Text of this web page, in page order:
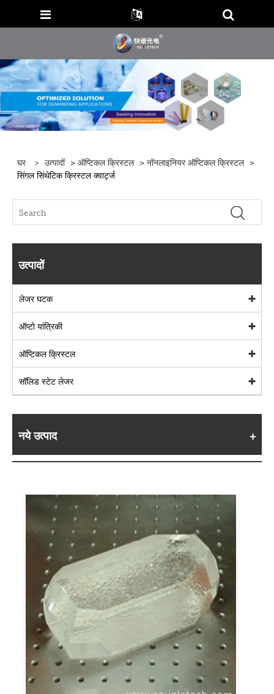
घर > उत्पादों >ऑप्टिकल क्रिस्टल >नॉनलाइनियर ऑप्टिकल क्रिस्टल >
सिंगल सिंथेटिक क्रिस्टल क्वार्ट्ज
उत्पादों
लेजर घटक
ऑप्टो यांत्रिकी
ऑप्टिकल क्रिस्टल
सॉलिड स्टेट लेजर
नये उत्पाद